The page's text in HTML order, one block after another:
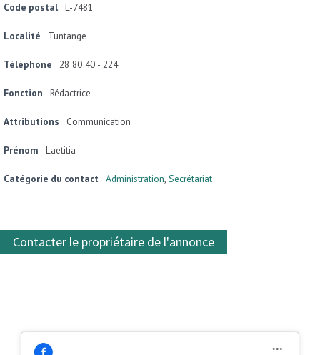
Code postal L-7481
Localité Tuntange
Téléphone 28 80 40 - 224
Fonction Rédactrice
Attributions Communication
Prénom Laetitia
Catégorie du contact Administration, Secrétariat
Contacter le propriétaire de l'annonce